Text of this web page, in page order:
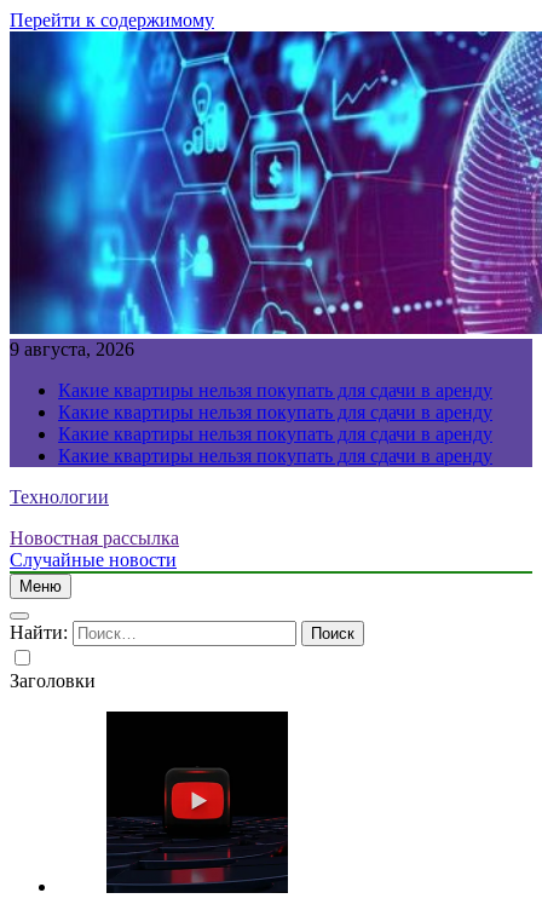
Перейти к содержимому
9 августа, 2026
Какие квартиры нельзя покупать для сдачи в аренду
Какие квартиры нельзя покупать для сдачи в аренду
Какие квартиры нельзя покупать для сдачи в аренду
Какие квартиры нельзя покупать для сдачи в аренду
Технологии
Новостная рассылка
Случайные новости
Меню
Найти:
Заголовки